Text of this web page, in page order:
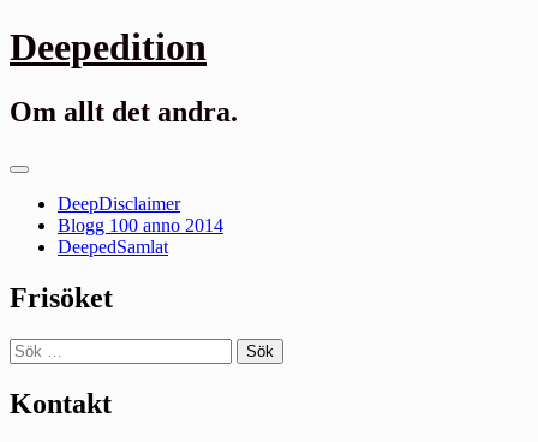
Gå
till
Deepedition
Om allt det andra.
Primär
DeepDisclaimer
Blogg 100 anno 2014
DeepedSamlat
Frisöket
Sök
efter:
Kontakt